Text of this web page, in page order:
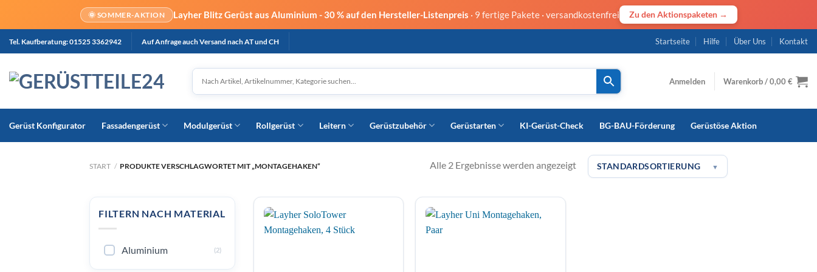
🌞 SOMMER-AKTION Layher Blitz Gerüst aus Aluminium -30 % auf den Hersteller-Listenpreis · 9 fertige Pakete · versandkostenfrei Zu den Aktionspaketen →
Zum
Inhalt
Tel. Kaufberatung: 01525 3362942 Auf Anfrage auch Versand nach AT und CH Startseite Hilfe Über Uns Kontakt
Anmelden Warenkorb /0,00€
Gerüst Konfigurator Fassadengerüst Modulgerüst Rollgerüst Leitern Gerüstzubehör Gerüstarten KI-Gerüst-Check BG-BAU-Förderung Gerüstöse Aktion
START / PRODUKTE VERSCHLAGWORTET MIT „MONTAGEHAKEN“ Alle 2 Ergebnisse werden angezeigt STANDARDSORTIERUNG ▼
FILTERN NACH MATERIAL
Aluminium (2)